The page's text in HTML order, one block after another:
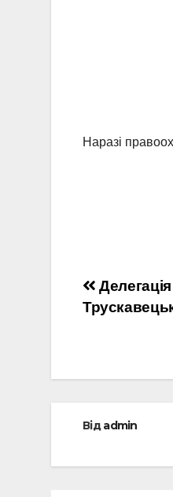
Наразі
записів
Делегація
Відadmin